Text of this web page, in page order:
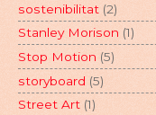
sostenibilitat (2)
Stanley Morison (1)
Stop Motion (5)
storyboard (5)
Street Art (1)